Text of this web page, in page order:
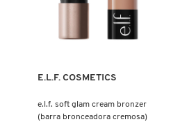
Ver más
E.L.F. COSMETICS
e.l.f. soft glam cream bronzer
(barra bronceadora cremosa)